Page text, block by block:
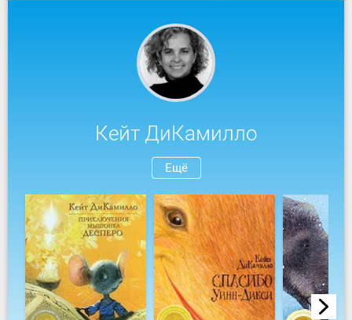
Кейт ДиКамилло
Ещё